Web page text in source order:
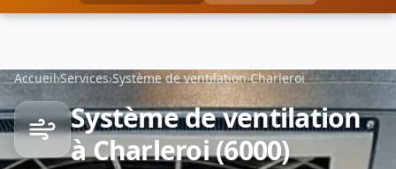
Accueil›Services›Système de ventilation›Charleroi
Système de ventilation
à Charleroi (6000)